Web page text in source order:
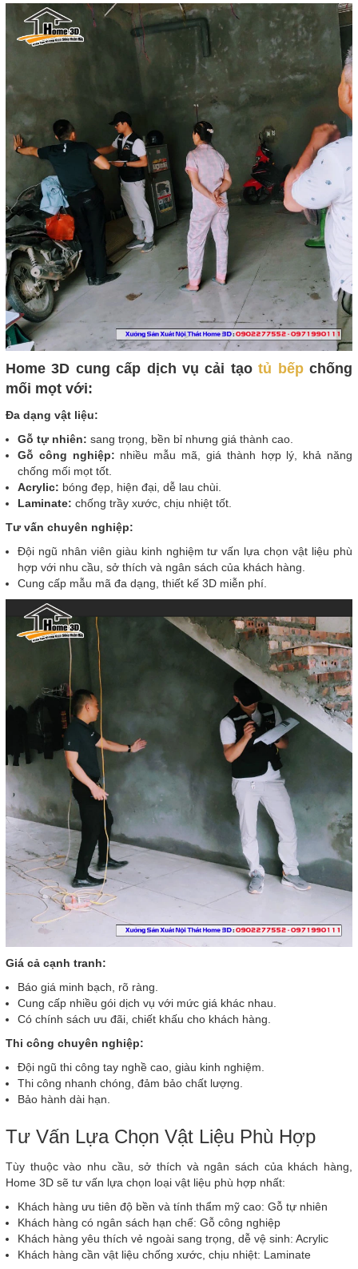
Home 3D cung cấp dịch vụ cải tạotủ bếpchống
mối mọt với:
Đa dạng vật liệu:
Gỗ tự nhiên: sang trọng, bền bỉ nhưng giá thành cao.
Gỗ công nghiệp: nhiều mẫu mã, giá thành hợp lý, khả năng
chống mối mọt tốt.
Acrylic: bóng đẹp, hiện đại, dễ lau chùi.
Laminate: chống trầy xước, chịu nhiệt tốt.
Tư vấn chuyên nghiệp:
Đội ngũ nhân viên giàu kinh nghiệm tư vấn lựa chọn vật liệu phù
hợp với nhu cầu, sở thích và ngân sách của khách hàng.
Cung cấp mẫu mã đa dạng, thiết kế 3D miễn phí.
Giá cả cạnh tranh:
Báo giá minh bạch, rõ ràng.
Cung cấp nhiều gói dịch vụ với mức giá khác nhau.
Có chính sách ưu đãi, chiết khấu cho khách hàng.
Thi công chuyên nghiệp:
Đội ngũ thi công tay nghề cao, giàu kinh nghiệm.
Thi công nhanh chóng, đảm bảo chất lượng.
Bảo hành dài hạn.
Tư Vấn Lựa Chọn Vật Liệu Phù Hợp
Tùy thuộc vào nhu cầu, sở thích và ngân sách của khách hàng,
Home 3D sẽ tư vấn lựa chọn loại vật liệu phù hợp nhất:
Khách hàng ưu tiên độ bền và tính thẩm mỹ cao: Gỗ tự nhiên
Khách hàng có ngân sách hạn chế: Gỗ công nghiệp
Khách hàng yêu thích vẻ ngoài sang trọng, dễ vệ sinh: Acrylic
Khách hàng cần vật liệu chống xước, chịu nhiệt: Laminate